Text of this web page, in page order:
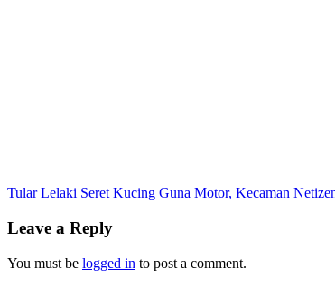
Post
navigation
Tular Lelaki Seret Kucing Guna Motor, Kecaman
Leave a Reply
You must be logged in to post a comment.